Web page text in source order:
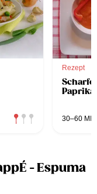
Rezept
30–60 MIN
- Espuma